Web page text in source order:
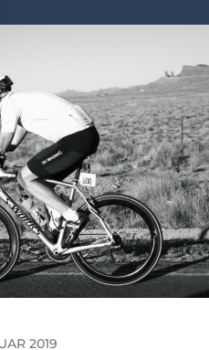
2019